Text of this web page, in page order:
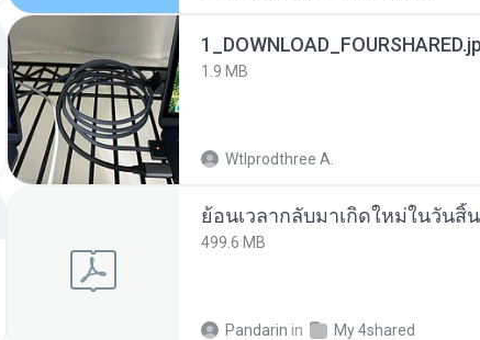
1.9 MB
Wtlprodthree A.
499.6 MB
Pandarin in My 4shared